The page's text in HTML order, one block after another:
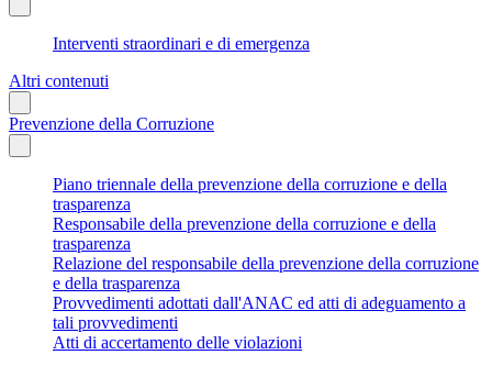
Interventi straordinari e di emergenza
Altri contenuti
Prevenzione della Corruzione
Piano triennale della prevenzione della corruzione e della
trasparenza
Responsabile della prevenzione della corruzione e della
trasparenza
Relazione del responsabile della prevenzione della corruzione
e della trasparenza
Provvedimenti adottati dall'ANAC ed atti di adeguamento a
tali provvedimenti
Atti di accertamento delle violazioni